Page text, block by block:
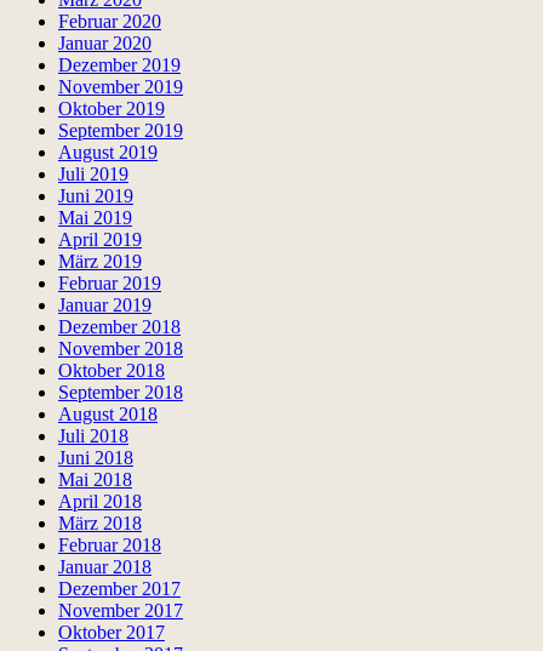
Februar 2020
Januar 2020
Dezember 2019
November 2019
Oktober 2019
September 2019
August 2019
Juli 2019
Juni 2019
Mai 2019
April 2019
März 2019
Februar 2019
Januar 2019
Dezember 2018
November 2018
Oktober 2018
September 2018
August 2018
Juli 2018
Juni 2018
Mai 2018
April 2018
März 2018
Februar 2018
Januar 2018
Dezember 2017
November 2017
Oktober 2017